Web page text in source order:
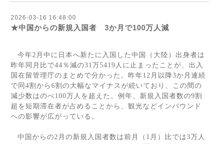
2026-03-16 16:48:00
★中国からの新規入国者 3か月で100万人減
今年2 月中に日本へ新たに入国した中国（大陸）出身者は
昨年同月比で44 ％減の31万5419 人に止まったことが、出入
国在留管理庁のまとめで分かった。昨年12 月以降3か月連続
で同 4割から 6割の大幅なマイナスが続いており、この間の
減少数はのべ100万人を超えた。例年、新規入国者数の9割
超を短期滞在者が占めることから、観光などインバウンド
への影響が広がっている。
中国からの2 月の新規入国者数は前月（ 1 月）比では3万人